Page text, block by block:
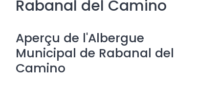
Rabanal del Camino
Aperçu de l'Albergue
Municipal de Rabanal del
Camino